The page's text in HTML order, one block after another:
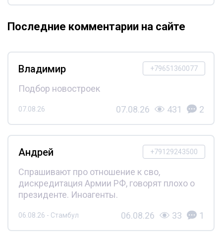
Последние комментарии на сайте
+79651360077
Владимир
Подбор новостроек
07.08.26 07.08.26 431 2
+79129243500
Андрей
Спрашивают про отношение к сво,
дискредитация Армии РФ, говорят плохо о
президенте. Иноагенты.
06.08.26 - Стамбул 06.08.26 33 1